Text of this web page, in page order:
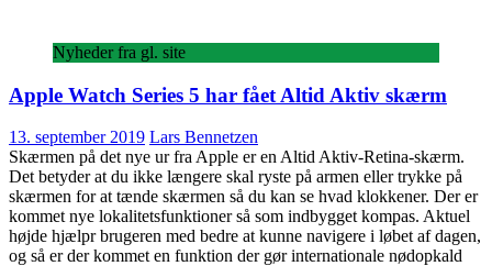
Nyheder fra gl. site
Apple Watch Series 5 har fået Altid Aktiv skærm
13. september 2019 Lars Bennetzen
Skærmen på det nye ur fra Apple er en Altid Aktiv-Retina-skærm.
Det betyder at du ikke længere skal ryste på armen eller trykke på
skærmen for at tænde skærmen så du kan se hvad klokkener. Der er
kommet nye lokalitetsfunktioner så som indbygget kompas. Aktuel
højde hjælpr brugeren med bedre at kunne navigere i løbet af dagen,
og så er der kommet en funktion der gør internationale nødopkald